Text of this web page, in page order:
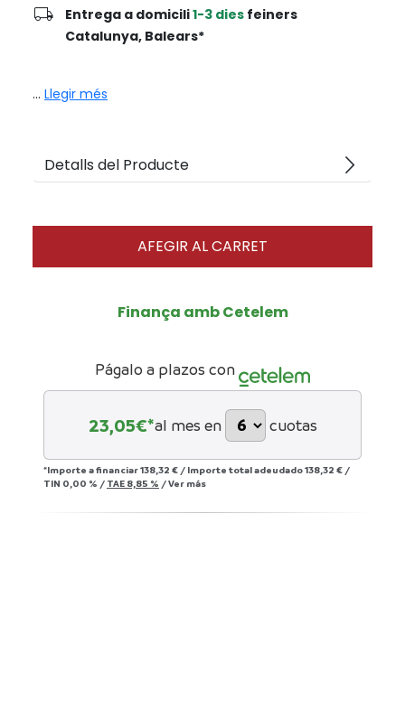
local_shipping Entrega a domicili1-3 dies feiners
Catalunya, Balears*
... Llegir més
Detalls del Producte arrow_forward_ios
AFEGIR AL CARRET
Finança amb Cetelem
Págalo a plazos con
23,05€*al mes en cuotas
*Importe a financiar138,32 € / Importe total adeudado138,32 € /
TIN 0,00 % / TAE 8,85 % /Ver más